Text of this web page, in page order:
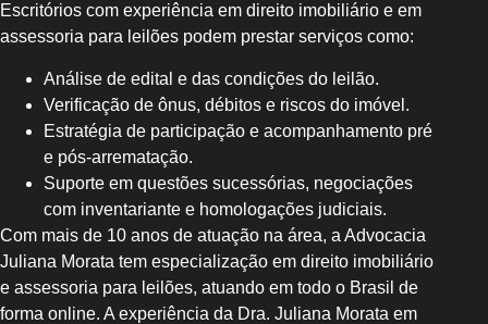
Escritórios com experiência em direito imobiliário e em
assessoria para leilões podem prestar serviços como:
Análise de edital e das condições do leilão.
Verificação de ônus, débitos e riscos do imóvel.
Estratégia de participação e acompanhamento pré
e pós-arrematação.
Suporte em questões sucessórias, negociações
com inventariante e homologações judiciais.
Com mais de 10 anos de atuação na área, a Advocacia
Juliana Morata tem especialização em direito imobiliário
e assessoria para leilões, atuando em todo o Brasil de
forma online. A experiência da Dra. Juliana Morata em